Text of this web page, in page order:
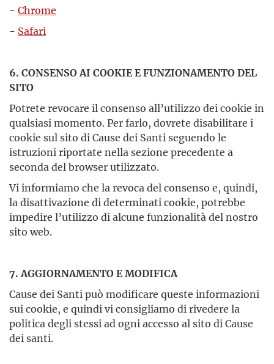
- Chrome
- Safari
6. CONSENSO AI COOKIE E FUNZIONAMENTO DEL
SITO
Potrete revocare il consenso all’utilizzo dei cookie in
qualsiasi momento. Per farlo, dovrete disabilitare i
cookie sul sito di Cause dei Santi seguendo le
istruzioni riportate nella sezione precedente a
seconda del browser utilizzato.
Vi informiamo che la revoca del consenso e, quindi,
la disattivazione di determinati cookie, potrebbe
impedire l’utilizzo di alcune funzionalità del nostro
sito web.
7. AGGIORNAMENTO E MODIFICA
Cause dei Santi può modificare queste informazioni
sui cookie, e quindi vi consigliamo di rivedere la
politica degli stessi ad ogni accesso al sito di Cause
dei santi.